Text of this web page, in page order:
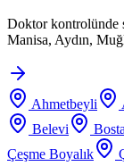
Doktor kontrolünde
Manisa, Aydın,
Ahmetbeyli
Belevi
Çeşme Boyalık